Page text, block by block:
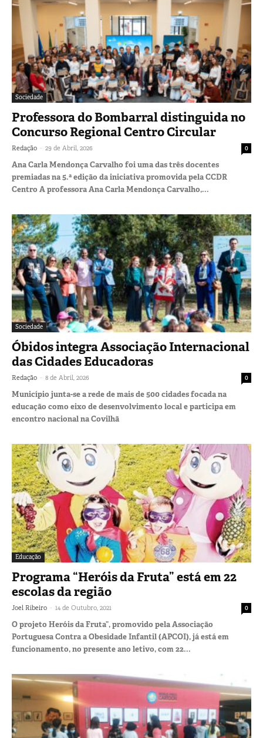
Sociedade
Professora do Bombarral distinguida no
Concurso Regional Centro Circular
Redação - 29 de Abril, 2026 0
Ana Carla Mendonça Carvalho foi uma das três docentes
premiadas na 5.ª edição da iniciativa promovida pela CCDR
Centro A professora Ana Carla Mendonça Carvalho,...
Sociedade
Óbidos integra Associação Internacional
das Cidades Educadoras
Redação - 8 de Abril, 2026 0
Município junta-se a rede de mais de 500 cidades focada na
educação como eixo de desenvolvimento local e participa em
encontro nacional na Covilhã
Educação
Programa “Heróis da Fruta” está em 22
escolas da região
Joel Ribeiro - 14 de Outubro, 2021 0
O projeto Heróis da Fruta”, promovido pela Associação
Portuguesa Contra a Obesidade Infantil (APCOI), já está em
funcionamento, no presente ano letivo, com 22...